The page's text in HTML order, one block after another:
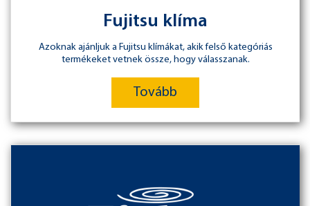
Fujitsu klíma
Azoknak ajánljuk a Fujitsu klímákat, akik felső kategóriás
termékeket vetnek össze, hogy válasszanak.
Tovább